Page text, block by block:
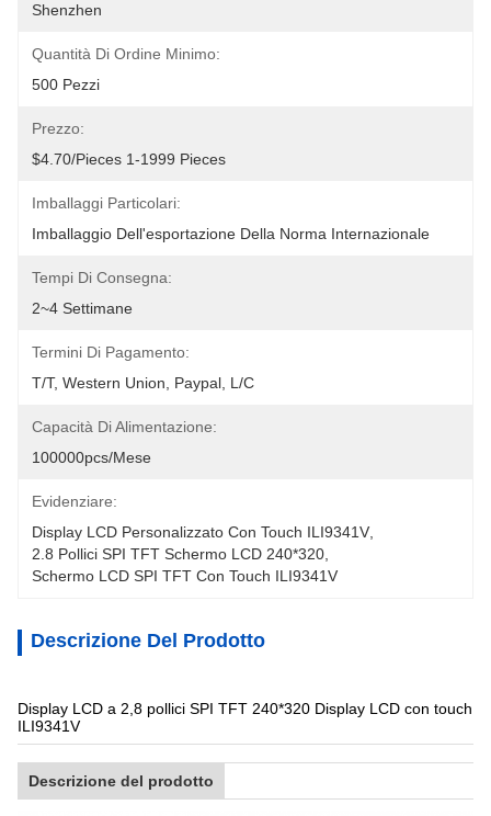
Shenzhen
Quantità Di Ordine Minimo:
500 Pezzi
Prezzo:
$4.70/pieces 1-1999 Pieces
Imballaggi Particolari:
Imballaggio Dell'esportazione Della Norma Internazionale
Tempi Di Consegna:
2~4 Settimane
Termini Di Pagamento:
T/T, Western Union, Paypal, L/C
Capacità Di Alimentazione:
100000pcs/mese
Evidenziare:
Display LCD Personalizzato Con Touch ILI9341V
2.8 Pollici SPI TFT Schermo LCD 240*320
Schermo LCD SPI TFT Con Touch ILI9341V
Descrizione Del Prodotto
Display LCD a 2,8 pollici SPI TFT 240*320 Display LCD con touch
ILI9341V
Descrizione del prodotto